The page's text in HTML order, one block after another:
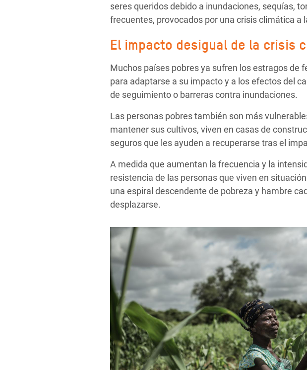
seres queridos debido a inundaciones, sequías,
frecuentes, provocados por una crisis climática a
El impacto desigual de la crisis
Muchos países pobres ya sufren los estragos
para adaptarse a su impacto y a los efectos del
de seguimiento o barreras contra inundaciones.
Las personas pobres también son más
mantener sus cultivos, viven en casas de
seguros que les ayuden a recuperarse tras el
A medida que aumentan la frecuencia y la
resistencia de las personas que viven en
una espiral descendente de pobreza y hambre
desplazarse.